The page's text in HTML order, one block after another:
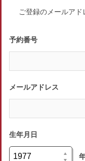
ご登録のメールアド
予約番号
メールアドレス
生年月日